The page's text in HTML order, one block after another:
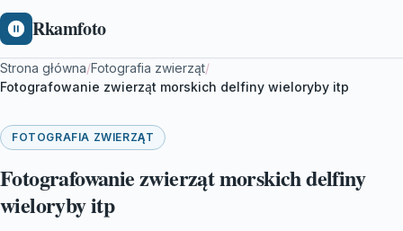
Rkamfoto
Strona główna/Fotografia zwierząt/
Fotografowanie zwierząt morskich delfiny wieloryby itp
FOTOGRAFIA ZWIERZĄT
Fotografowanie zwierząt morskich delfiny
wieloryby itp